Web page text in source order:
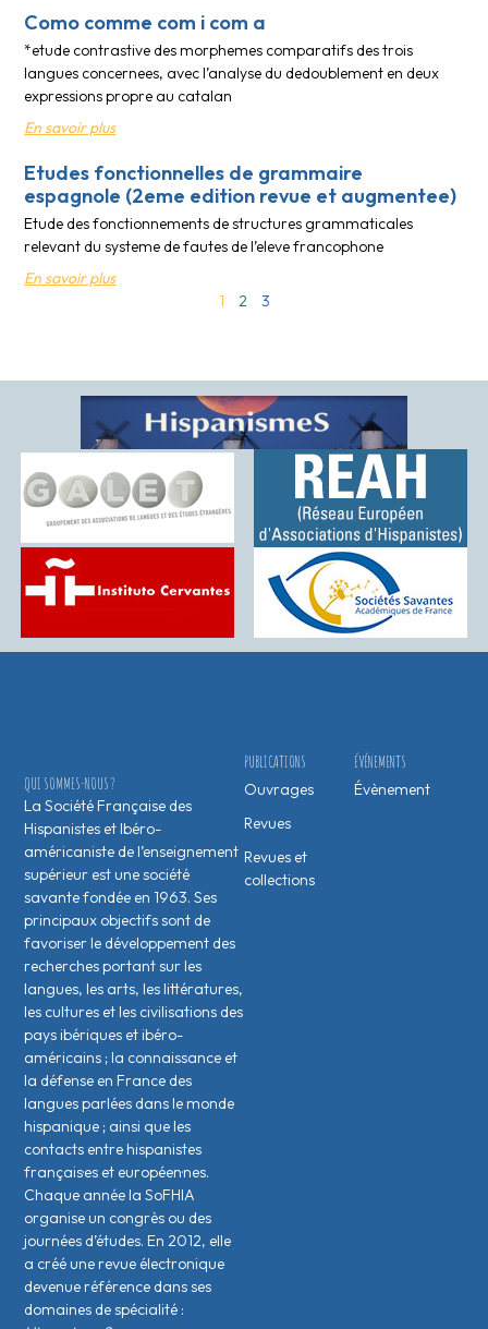
Como comme com i com a
*etude contrastive des morphemes comparatifs des trois
langues concernees, avec l’analyse du dedoublement en deux
expressions propre au catalan
En savoir plus
Etudes fonctionnelles de grammaire
espagnole (2eme edition revue et augmentee)
Etude des fonctionnements de structures grammaticales
relevant du systeme de fautes de l’eleve francophone
En savoir plus
1
2 3
ÉVÉNEMENTS
Évènement
PUBLICATIONS
Ouvrages
Revues
Revues et
collections
QUI SOMMES-NOUS ?
La Société Française des
Hispanistes et Ibéro-
américaniste de l’enseignement
supérieur est une société
savante fondée en 1963. Ses
principaux objectifs sont de
favoriser le développement des
recherches portant sur les
langues, les arts, les littératures,
les cultures et les civilisations des
pays ibériques et ibéro-
américains ; la connaissance et
la défense en France des
langues parlées dans le monde
hispanique ; ainsi que les
contacts entre hispanistes
français·es et européen·nes.
Chaque année la SoFHIA
organise un congrès ou des
journées d’études. En 2012, elle
a créé une revue électronique
devenue référence dans ses
domaines de spécialité :